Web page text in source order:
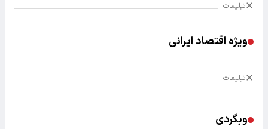
تبلیغات
ویژه اقتصاد ایرانی
تبلیغات
وبگردی